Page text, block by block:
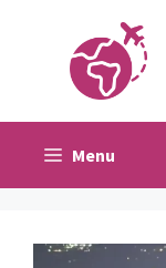
contenu
Menu